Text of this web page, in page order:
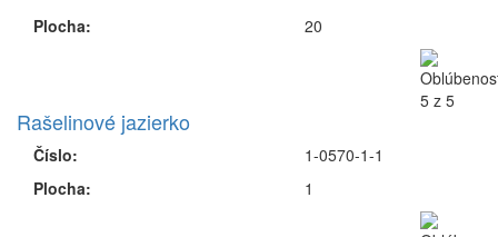
Plocha:
1
Jazero Osmička
Číslo:
Plocha:
1-0240-1-1
1